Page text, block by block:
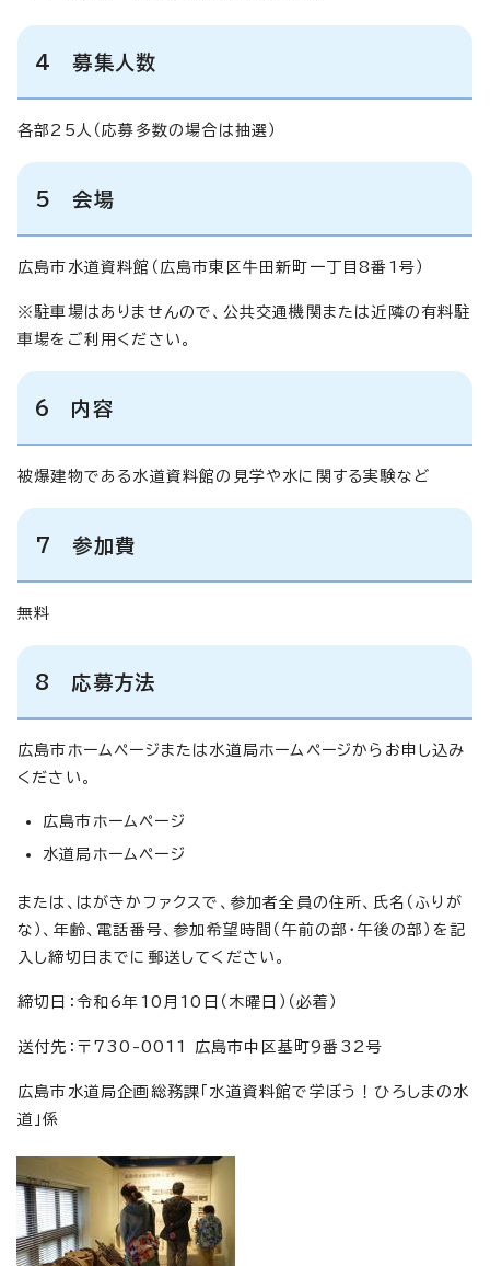
4 募集人数
各部25人（応募多数の場合は抽選）
5 会場
広島市水道資料館（広島市東区牛田新町一丁目8番1号）
※駐車場はありませんので、公共交通機関または近隣の有料駐
車場をご利用ください。
6 内容
被爆建物である水道資料館の見学や水に関する実験など
7 参加費
無料
8 応募方法
広島市ホームページまたは水道局ホームページからお申し込み
ください。
広島市ホームページ
水道局ホームページ
または、はがきかファクスで、参加者全員の住所、氏名（ふりが
な）、年齢、電話番号、参加希望時間（午前の部・午後の部）を記
入し締切日までに郵送してください。
締切日：令和6年10月10日（木曜日）（必着）
送付先：〒730-0011 広島市中区基町9番32号
広島市水道局企画総務課「水道資料館で学ぼう！ひろしまの水
道」係